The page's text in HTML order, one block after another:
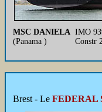
MSC DANIELA
(Panama )
IMO
Constr
Brest - Le FEDERAL